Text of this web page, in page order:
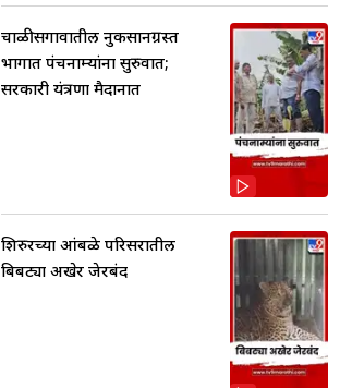
चाळीसगावातील नुकसानग्रस्त
भागात पंचनाम्यांना सुरुवात;
सरकारी यंत्रणा मैदानात
शिरुरच्या आंबळे परिसरातील
बिबट्या अखेर जेरबंद